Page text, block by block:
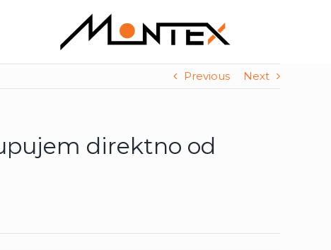
Previous Next
direktno od